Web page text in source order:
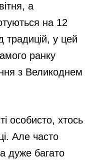
а
на 12
традицій, у цей
ранку
з Великоднем
особисто, хтось
Але часто
дуже багато